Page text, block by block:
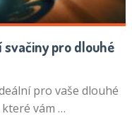
pro dlouhé
pro vaše dlouhé
vám …